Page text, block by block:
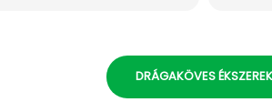
DRÁGAKÖVES ÉKSZEREK